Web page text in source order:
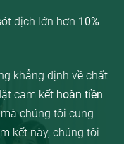
dịch lớn hơn 10%
khẳng định về chất
cam kết hoàn tiền
chúng tôi cung
kết này, chúng tôi